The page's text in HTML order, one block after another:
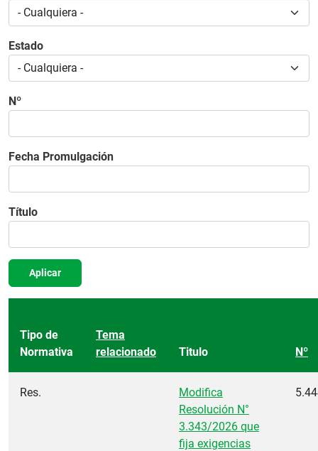
Estado
Nº
Fecha Promulgación
Título
Aplicar
Tipo de
Normativa
Tema
relacionado
Titulo Nº
Res.
Modifica
Resolución N°
3.343/2026 que
fija exigencias